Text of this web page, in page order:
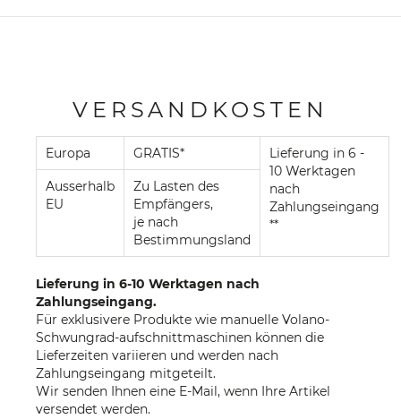
VERSANDKOSTEN
Europa GRATIS*
Lieferung in 6 -
10 Werktagen
nach
Zahlungseingang
**
Ausserhalb
EU
Zu Lasten des
Empfängers,
je nach
Bestimmungsland
Lieferung in 6-10 Werktagen nach
Zahlungseingang.
Für exklusivere Produkte wie manuelle Volano-
Schwungrad-aufschnittmaschinen können die
Lieferzeiten variieren und werden nach
Zahlungseingang mitgeteilt.
Wir senden Ihnen eine E-Mail, wenn Ihre Artikel
versendet werden.